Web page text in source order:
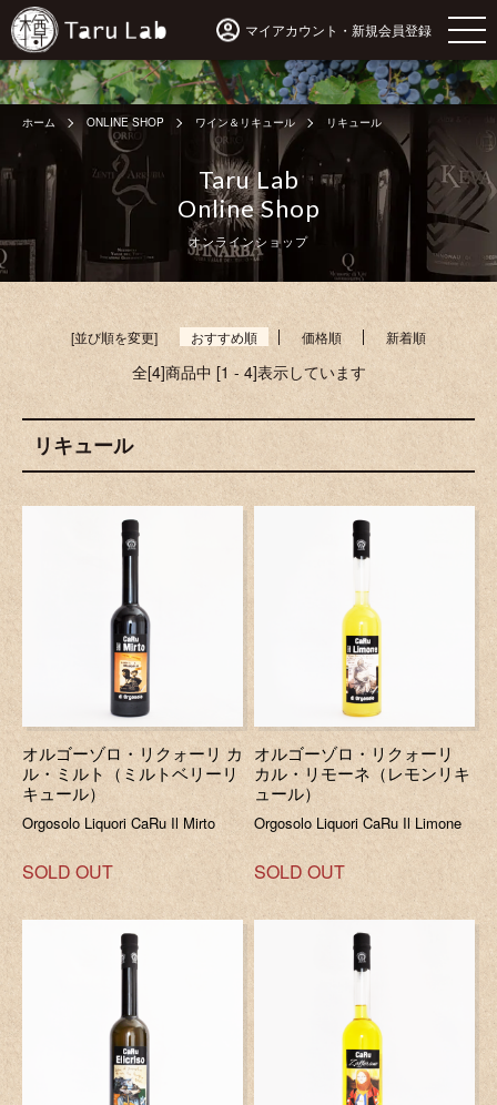
マイアカウント・新規会員登録
ホーム ONLINE SHOP ワイン＆リキュール リキュール
Taru Lab
Online Shop
オンラインショップ
[並び順を変更] おすすめ順 価格順 新着順
全[4]商品中 [1 - 4]表示しています
リキュール
オルゴーゾロ・リクォーリ カ
ル・ミルト（ミルトベリーリ
キュール）
Orgosolo Liquori CaRu Il Mirto
SOLD OUT
オルゴーゾロ・リクォーリ
カル・リモーネ（レモンリキ
ュール）
Orgosolo Liquori CaRu Il Limone
SOLD OUT